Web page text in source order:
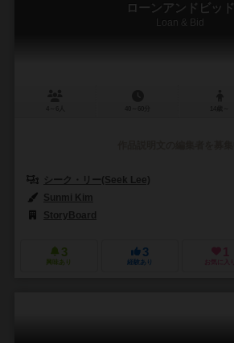
ローンアンドビッド
Loan & Bid
シーク・リー(Seek Lee)
Sunmi Kim
StoryBoard
3
興味あり
3
経験あり
1
お気に入り